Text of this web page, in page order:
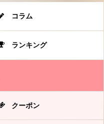
コラム
ランキング
クーポン